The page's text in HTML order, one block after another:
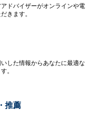
ドバイザーがオンラインや電
きます。
した情報からあなたに最適な
。
推薦